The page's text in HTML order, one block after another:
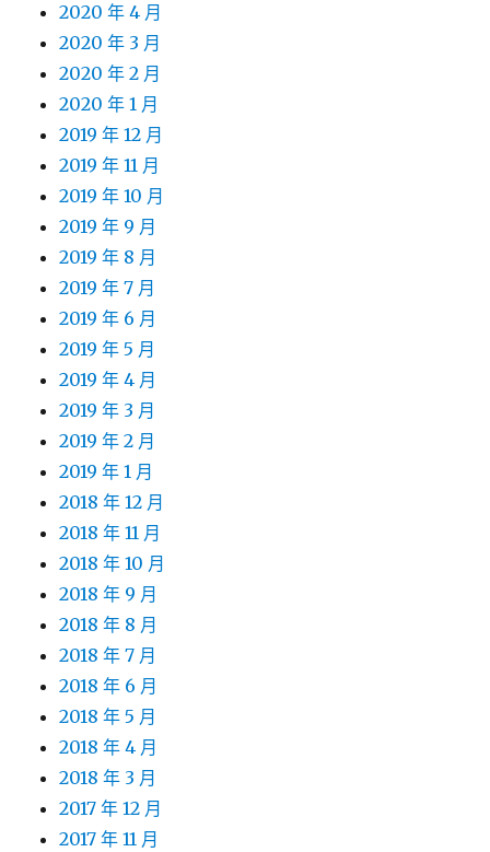
2020 年 4 月
2020 年 3 月
2020 年 2 月
2020 年 1 月
2019 年 12 月
2019 年 11 月
2019 年 10 月
2019 年 9 月
2019 年 8 月
2019 年 7 月
2019 年 6 月
2019 年 5 月
2019 年 4 月
2019 年 3 月
2019 年 2 月
2019 年 1 月
2018 年 12 月
2018 年 11 月
2018 年 10 月
2018 年 9 月
2018 年 8 月
2018 年 7 月
2018 年 6 月
2018 年 5 月
2018 年 4 月
2018 年 3 月
2017 年 12 月
2017 年 11 月